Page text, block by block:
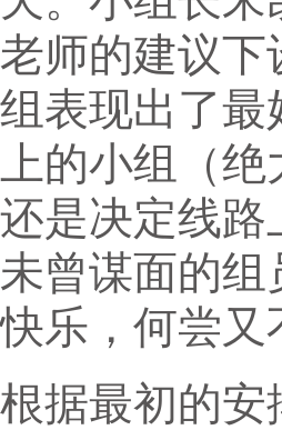
老师的建议
组表现出了最
上的小组（
还是决定线路
未曾谋面的
快乐，何尝又
根据最初的安